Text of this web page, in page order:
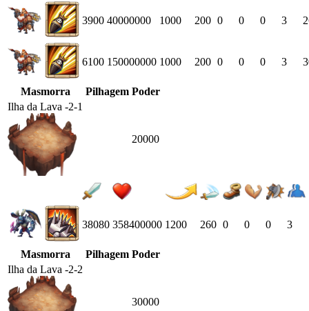
3900 40000000 1000 200 0 0 0 3
6100 150000000 1000 200 0 0 0 3
Masmorra Pilhagem Poder
Ilha da Lava -2-1
20000
38080 358400000 1200 260 0 0 0 3
Masmorra Pilhagem Poder
Ilha da Lava -2-2
30000